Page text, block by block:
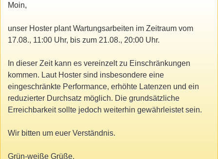
Moin,
unser Hoster plant Wartungsarbeiten im Zeitraum vom
17.08., 11:00 Uhr, bis zum 21.08., 20:00 Uhr.
In dieser Zeit kann es vereinzelt zu Einschränkungen
kommen. Laut Hoster sind insbesondere eine
eingeschränkte Performance, erhöhte Latenzen und ein
reduzierter Durchsatz möglich. Die grundsätzliche
Erreichbarkeit sollte jedoch weiterhin gewährleistet sein.
Wir bitten um euer Verständnis.
Grün-weiße Grüße,